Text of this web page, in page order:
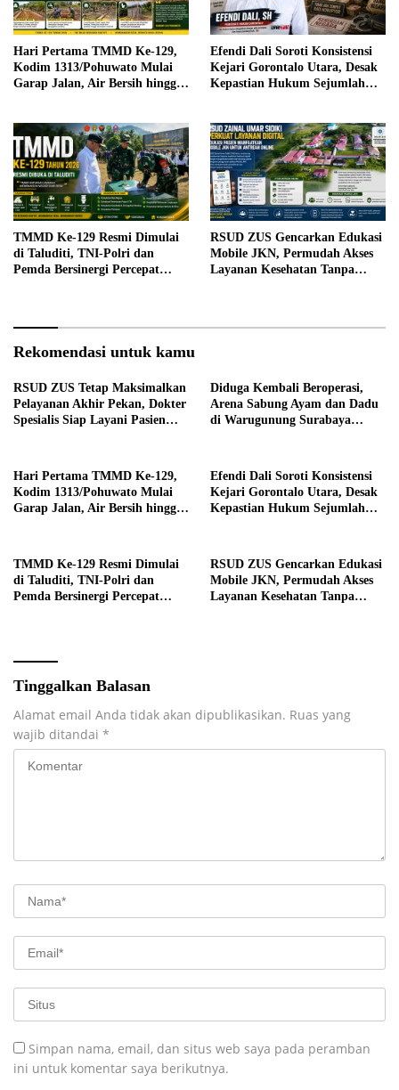
Hari Pertama TMMD Ke-129,
Kodim 1313/Pohuwato Mulai
Garap Jalan, Air Bersih hingga
Efendi Dali Soroti Konsistensi
Kejari Gorontalo Utara, Desak
Kepastian Hukum Sejumlah
TMMD Ke-129 Resmi Dimulai
di Taluditi, TNI-Polri dan
Pemda Bersinergi Percepat
RSUD ZUS Gencarkan Edukasi
Mobile JKN, Permudah Akses
Layanan Kesehatan Tanpa
Rekomendasi untuk kamu
RSUD ZUS Tetap Maksimalkan
Pelayanan Akhir Pekan, Dokter
Spesialis Siap Layani Pasien
Diduga Kembali Beroperasi,
Arena Sabung Ayam dan Dadu
di Warugunung Surabaya
Hari Pertama TMMD Ke-129,
Kodim 1313/Pohuwato Mulai
Garap Jalan, Air Bersih hingga
Efendi Dali Soroti Konsistensi
Kejari Gorontalo Utara, Desak
Kepastian Hukum Sejumlah
TMMD Ke-129 Resmi Dimulai
di Taluditi, TNI-Polri dan
Pemda Bersinergi Percepat
RSUD ZUS Gencarkan Edukasi
Mobile JKN, Permudah Akses
Layanan Kesehatan Tanpa
Tinggalkan Balasan
Alamat email Anda tidak akan dipublikasikan. Ruas yang
wajib ditandai *
Simpan nama, email, dan situs web saya pada peramban
ini untuk komentar saya berikutnya.